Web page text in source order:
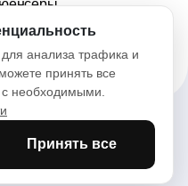
защищены.
анализа трафика и
принять все
необходимыми.
Принять все